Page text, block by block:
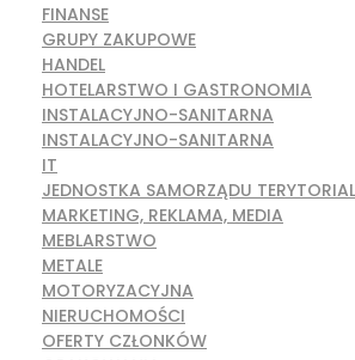
FINANSE
GRUPY ZAKUPOWE
HANDEL
HOTELARSTWO I GASTRONOMIA
INSTALACYJNO-SANITARNA
INSTALACYJNO-SANITARNA
IT
JEDNOSTKA SAMORZĄDU
MARKETING, REKLAMA, MEDIA
MEBLARSTWO
METALE
MOTORYZACYJNA
NIERUCHOMOŚCI
OFERTY CZŁONKÓW